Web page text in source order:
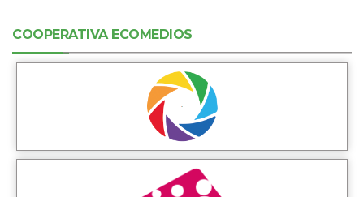
COOPERATIVA ECOMEDIOS